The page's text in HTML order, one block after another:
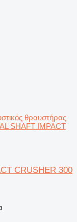
θραυστήρας
SHAFT IMPACT
CRUSHER 300